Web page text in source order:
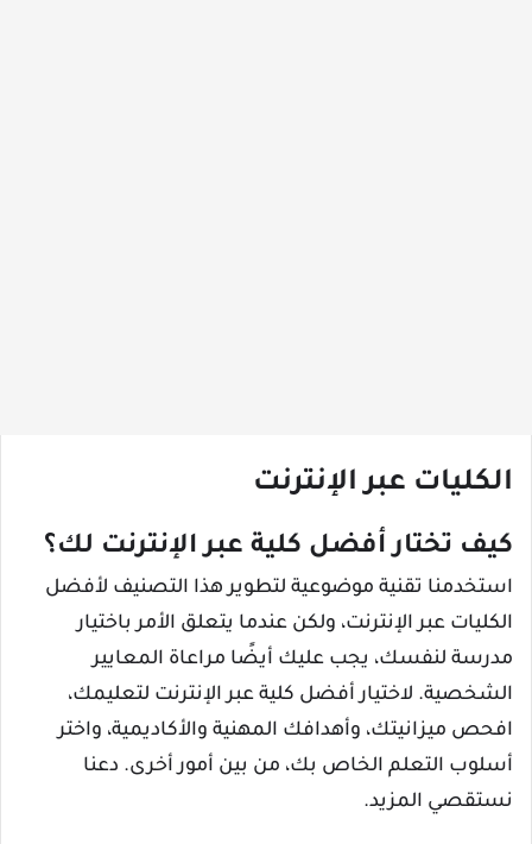
الكليات عبر الإنترنت
كيف تختار أفضل كلية عبر الإنترنت لك؟
استخدمنا تقنية موضوعية لتطوير هذا التصنيف لأفضل
الكليات عبر الإنترنت، ولكن عندما يتعلق الأمر باختيار
مدرسة لنفسك، يجب عليك أيضًا مراعاة المعايير
الشخصية. لاختيار أفضل كلية عبر الإنترنت لتعليمك،
افحص ميزانيتك، وأهدافك المهنية والأكاديمية، واختر
أسلوب التعلم الخاص بك، من بين أمور أخرى. دعنا
نستقصي المزيد.